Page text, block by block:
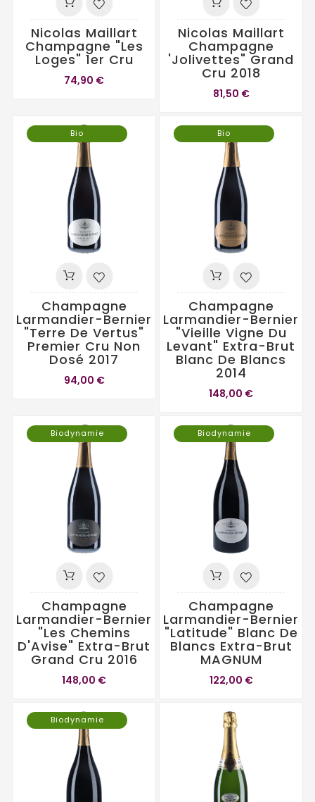
Nicolas Maillart
Champagne "Les
Loges" 1er Cru
74,90 €
Nicolas Maillart
Champagne
'Jolivettes" Grand
Cru 2018
81,50 €
Bio
Champagne
Larmandier-Bernier
"Terre De Vertus"
Premier Cru Non
Dosé 2017
94,00 €
Bio
Champagne
Larmandier-Bernier
"Vieille Vigne Du
Levant" Extra-Brut
Blanc De Blancs
2014
148,00 €
Biodynamie
Champagne
Larmandier-Bernier
"Les Chemins
D'Avise" Extra-Brut
Grand Cru 2016
148,00 €
Biodynamie
Champagne
Larmandier-Bernier
"Latitude" Blanc De
Blancs Extra-Brut
MAGNUM
122,00 €
Biodynamie